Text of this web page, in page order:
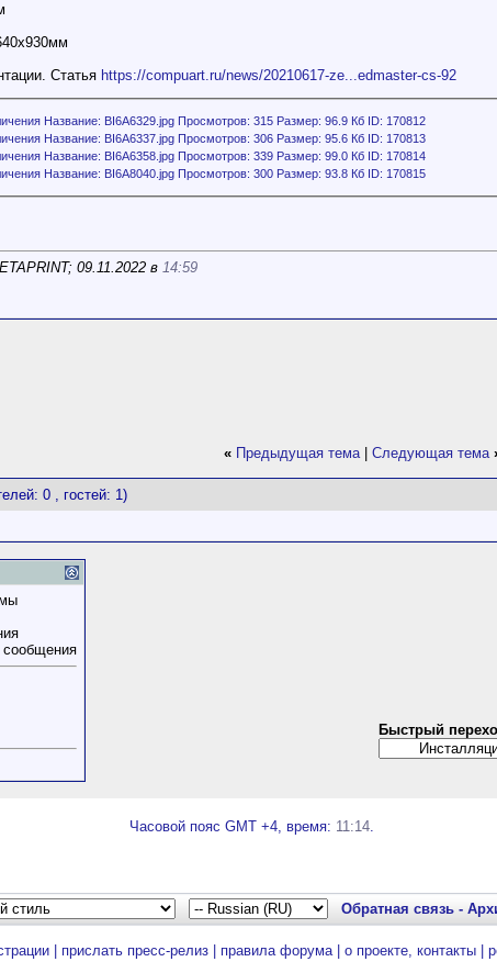
Статья https://compuart.ru/news/20210617-ze...edmaster-cs-92
09.11.2022 в 14:59
« Предыдущая тема| Следующая тема
0 , гостей: 1)
сообщения
Быстрый
Часовой пояс GMT +4, время: 11:14.
Обратная связь-
| прислать пресс-релиз| правила форума| о проекте, контакты|